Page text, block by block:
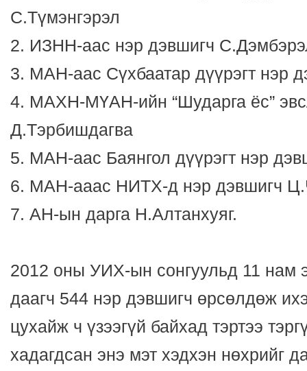
С.Түмэнгэрэл
2. ИЗНН-аас нэр дэвшигч
3. МАН-аас Сүхбаатар дүүрэгт нэр
4. МАХН-МҮАН-ийн “Шударга ёс”
Д.Тэрбишдагва
5. МАН-аас Баянгол дүүрэгт нэр
6. МАН-ааас НИТХ-д нэр дэвшигч
7. АН-ын дарга Н.Алтанхуяг.
2012 оны УИХ-ын сонгуульд 11 нам
даагч 544 нэр дэвшигч өрсөлдөж
цухайж ч үзээгүй байхад тэртээ
хадагдсан энэ мэт хэдхэн нөхрийг